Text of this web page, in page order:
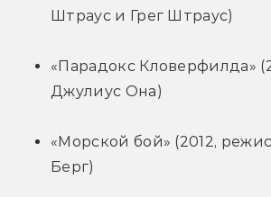
Штраус и Грег Штраус)
«Парадокс Кловерфилда»
Джулиус Она)
«Морской бой» (2012,
Берг)